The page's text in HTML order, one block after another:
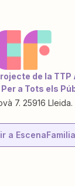
de la
a Tots els
7. 25916 Lleida.
a